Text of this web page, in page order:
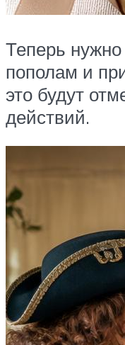
Теперь нужно
пополам и
это будут
действий.